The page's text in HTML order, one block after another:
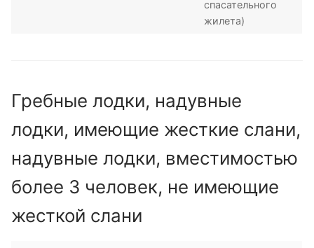
спасательного
жилета)
Гребные лодки, надувные
лодки, имеющие жесткие слани,
надувные лодки, вместимостью
более 3 человек, не имеющие
жесткой слани